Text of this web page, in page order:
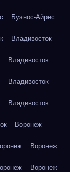
Буэнос-Айрес
Владивосток
Владивосток
Владивосток
Владивосток
Воронеж
Воронеж
Воронеж